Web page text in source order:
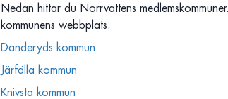
Nedan hittar du Norrvattens
kommunens webbplats.
Danderyds kommun
Järfälla kommun
Knivsta kommun